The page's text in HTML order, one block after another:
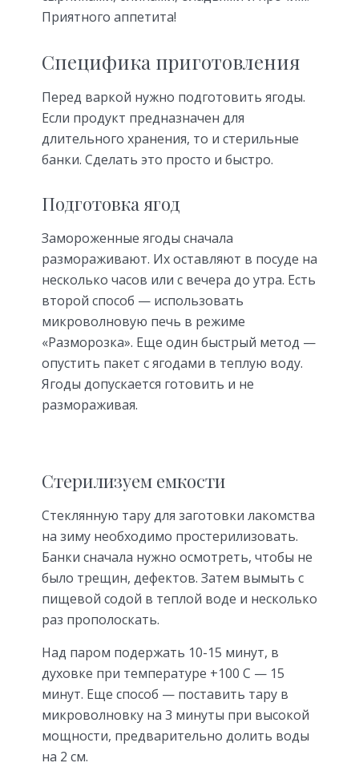
Приятного аппетита!
Специфика приготовления
Перед варкой нужно подготовить ягоды.
Если продукт предназначен для
длительного хранения, то и стерильные
банки. Сделать это просто и быстро.
Подготовка ягод
Замороженные ягоды сначала
размораживают. Их оставляют в посуде на
несколько часов или с вечера до утра. Есть
второй способ — использовать
микроволновую печь в режиме
«Разморозка». Еще один быстрый метод —
опустить пакет с ягодами в теплую воду.
Ягоды допускается готовить и не
размораживая.
Стерилизуем емкости
Стеклянную тару для заготовки лакомства
на зиму необходимо простерилизовать.
Банки сначала нужно осмотреть, чтобы не
было трещин, дефектов. Затем вымыть с
пищевой содой в теплой воде и несколько
раз прополоскать.
Над паром подержать 10-15 минут, в
духовке при температуре +100 С — 15
минут. Еще способ — поставить тару в
микроволновку на 3 минуты при высокой
мощности, предварительно долить воды
на 2 см.